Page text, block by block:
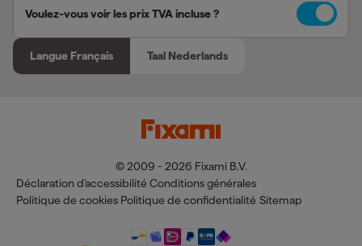
Voulez-vous voir les prix TVA incluse ?
Langue Français Taal Nederlands
© 2009 - 2026 Fixami B.V.
Déclaration d'accessibilité Conditions générales
Politique de cookies Politique de confidentialité Sitemap